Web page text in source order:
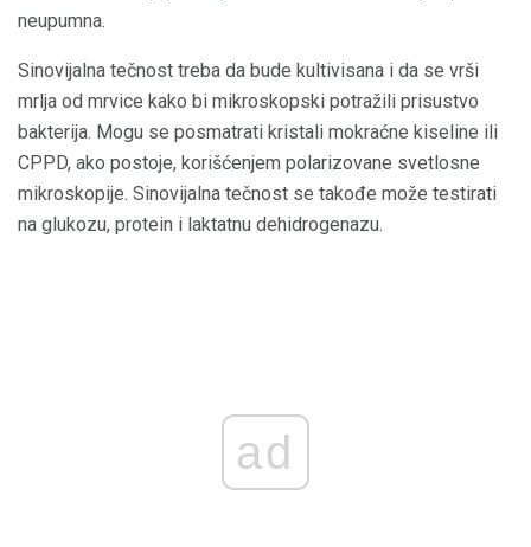
neupumna.
Sinovijalna tečnost treba da bude kultivisana i da se vrši
mrlja od mrvice kako bi mikroskopski potražili prisustvo
bakterija. Mogu se posmatrati kristali mokraćne kiseline ili
CPPD, ako postoje, korišćenjem polarizovane svetlosne
mikroskopije. Sinovijalna tečnost se takođe može testirati
na glukozu, protein i laktatnu dehidrogenazu.
ad